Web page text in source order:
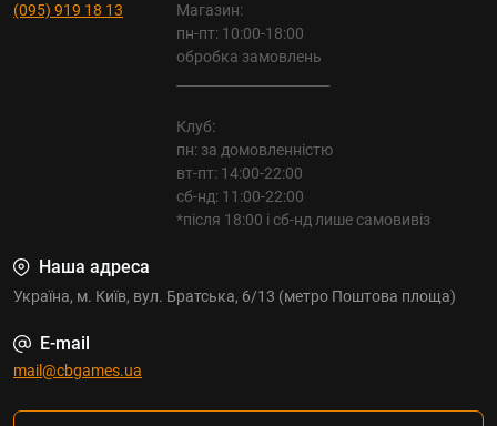
(095) 919 18 13
Магазин:
пн-пт: 10:00-18:00
обробка замовлень
Клуб:
пн: за домовленністю
вт-пт: 14:00-22:00
сб-нд: 11:00-22:00
*після 18:00 і сб-нд лише самовивіз
Наша адреса
Україна, м. Київ, вул. Братська, 6/13 (метро Поштова площа)
E-mail
mail@cbgames.ua